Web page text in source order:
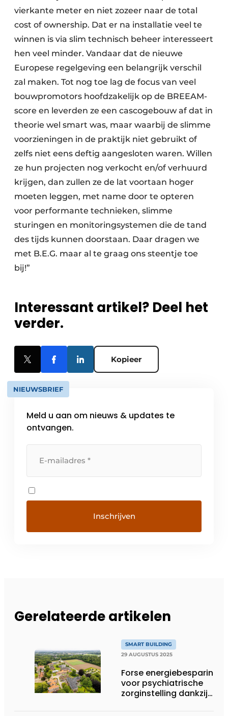
vierkante meter en niet zozeer naar de total
cost of ownership. Dat er na installatie veel te
winnen is via slim technisch beheer interesseert
hen veel minder. Vandaar dat de nieuwe
Europese regelgeving een belangrijk verschil
zal maken. Tot nog toe lag de focus van veel
bouwpromotors hoofdzakelijk op de BREEAM-
score en leverden ze een cascogebouw af dat in
theorie wel smart was, maar waarbij de slimme
voorzieningen in de praktijk niet gebruikt of
zelfs niet eens deftig aangesloten waren. Willen
ze hun projecten nog verkocht en/of verhuurd
krijgen, dan zullen ze de lat voortaan hoger
moeten leggen, met name door te opteren
voor performante technieken, slimme
sturingen en monitoringsystemen die de tand
des tijds kunnen doorstaan. Daar dragen we
met B.E.G. maar al te graag ons steentje toe
bij!”
Interessant artikel? Deel het
verder.
Kopieer
NIEUWSBRIEF
Meld u aan om nieuws & updates te
ontvangen.
Gerelateerde artikelen
SMART BUILDING
29 AUGUSTUS 2025
Forse energiebesparing
voor psychiatrische
zorginstelling dankzij